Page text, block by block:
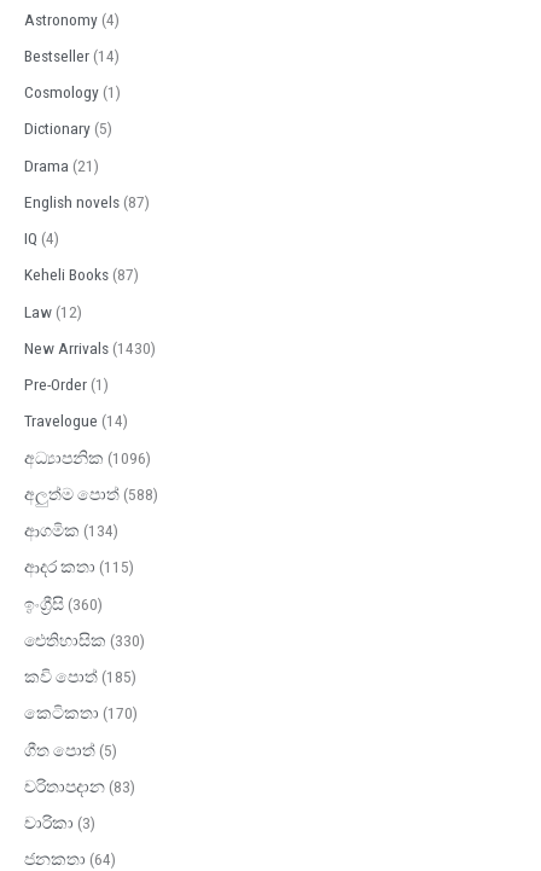
Astronomy (4)
Bestseller (14)
Cosmology (1)
Dictionary (5)
Drama (21)
English novels (87)
IQ (4)
Keheli Books (87)
Law (12)
New Arrivals (1430)
Pre-Order (1)
Travelogue (14)
අධ්‍යාපනික (1096)
අලුත්ම පොත් (588)
ආගමික (134)
ආදර කතා (115)
ඉංග්‍රීසි (360)
ඓතිහාසික (330)
කවි පොත් (185)
කෙටිකතා (170)
ගීත පොත් (5)
චරිතාපදාන (83)
චාරිකා (3)
ජනකතා (64)